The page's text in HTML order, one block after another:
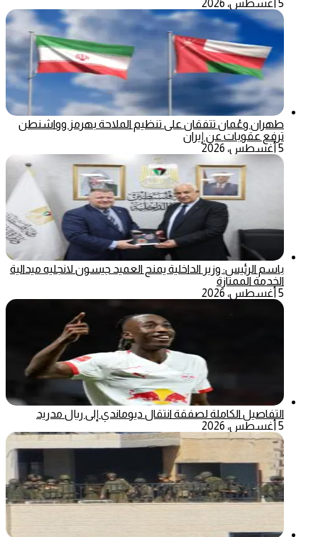
5 أغسطس، 2026
طهران وعُمان تتفقان على تنظيم الملاحة بهرمز وواشنطن
ترفع عقوبات عن إيران
5 أغسطس، 2026
باسم الرئيس: وزير الداخلية يمنح العميد جيسون لانجليه ميدالية
الخدمة الممتازة
5 أغسطس، 2026
التفاصيل الكاملة لصفقة انتقال ديوماندي إلى ريال مدريد
5 أغسطس، 2026